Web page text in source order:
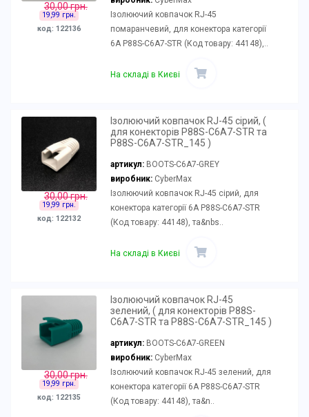
30,00 грн.
19,99 грн.
код: 122136
Ізолюючий ковпачок RJ-45
помаранчевий, для конектора категорії
6А P88S-C6A7-STR (Код товару: 44148),..
На складі в Києві
30,00 грн.
19,99 грн.
код: 122132
Ізолюючий ковпачок RJ-45 сірий, (
для конекторів P88S-C6A7-STR та
P88S-C6A7-STR_145 )
артикул: BOOTS-C6A7-GREY
виробник:CyberMax
Ізолюючий ковпачок RJ-45 сірий, для
конектора категорії 6А P88S-C6A7-STR
(Код товару: 44148), та&nbs..
На складі в Києві
30,00 грн.
19,99 грн.
код: 122135
Ізолюючий ковпачок RJ-45
зелений, ( для конекторів P88S-
C6A7-STR та P88S-C6A7-STR_145 )
артикул: BOOTS-C6A7-GREEN
виробник:CyberMax
Ізолюючий ковпачок RJ-45 зелений, для
конектора категорії 6А P88S-C6A7-STR
(Код товару: 44148), та&n..